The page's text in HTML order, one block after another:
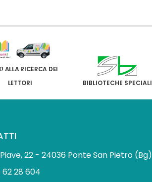
ALLA RICERCA DEI
LETTORI
BIBLIOTECHE SPECIALI
22 - 24036 Ponte San Pietro (Bg)
62 28 604